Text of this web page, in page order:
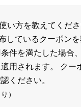
い方を教えてくださ
しているクーポン
件を満たした場合
用されます。 クー
ください。
）